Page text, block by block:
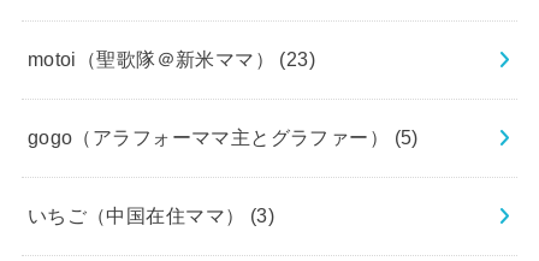
motoi（聖歌隊＠新米ママ） (23)
gogo（アラフォーママ主とグラファー） (5)
いちご（中国在住ママ） (3)